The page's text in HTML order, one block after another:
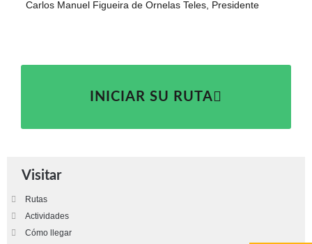
Carlos Manuel Figueira de Ornelas Teles, Presidente
INICIAR SU RUTA
Visitar
Rutas
Actividades
Cómo llegar